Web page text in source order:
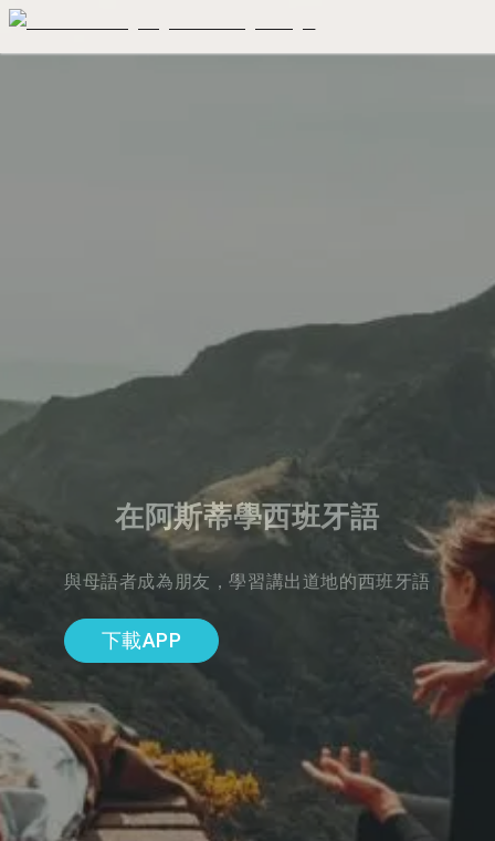
在阿斯蒂學西班牙語
與母語者成為朋友，學習講出道地的西班牙語
下載APP